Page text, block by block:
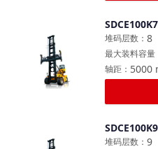
8
堆码层数 ：
最大装料容量
5000
轴距 ：
9
堆码层数 ：